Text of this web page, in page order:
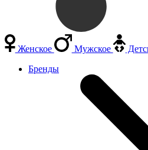
Женское Мужское
Бренды